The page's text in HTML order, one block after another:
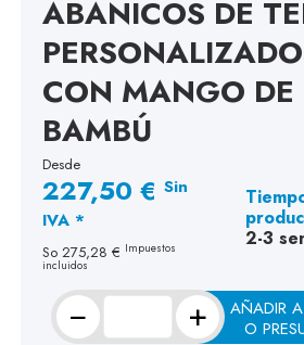
ABANICOS DE
CON MANGO DE
BAMBÚ
Desde
227,50 € Sin
IVA *
So 275,28 € Impuestos
incluidos
2-3
− +
AÑADIR
O